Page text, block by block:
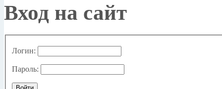
Вход на сайт
Логин:
Пароль: